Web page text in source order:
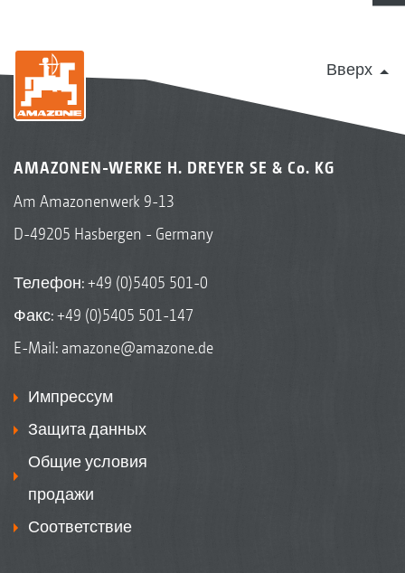
Вверх
AMAZONEN-WERKE H. DREYER SE & Co. KG
Am Amazonenwerk 9-13
D-49205 Hasbergen - Germany
Телефон:+49 (0)5405 501-0
Факс: +49 (0)5405 501-147
E-Mail: amazone@amazone.de
Импрессум
Защита данных
Общие условия
продажи
Соответствие